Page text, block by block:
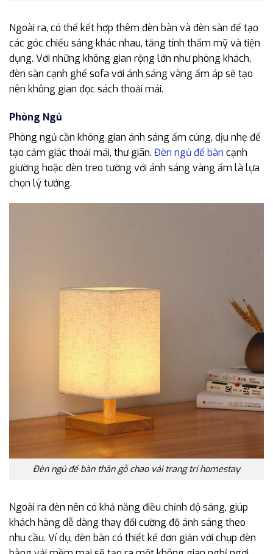
Ngoài ra, có thể kết hợp thêm đèn bàn và đèn sàn để tạo
các góc chiếu sáng khác nhau, tăng tính thẩm mỹ và tiện
dụng. Với những không gian rộng lớn như phòng khách,
đèn sàn cạnh ghế sofa với ánh sáng vàng ấm áp sẽ tạo
nên không gian đọc sách thoải mái.
Phòng Ngủ
Phòng ngủ cần không gian ánh sáng ấm cúng, dịu nhẹ để
tạo cảm giác thoải mái, thư giãn. Đèn ngủ để bàn cạnh
giường hoặc đèn treo tường với ánh sáng vàng ấm là lựa
chọn lý tưởng.
Đèn ngủ để bàn thân gỗ chao vải trang trí homestay
Ngoài ra đèn nên có khả năng điều chỉnh độ sáng, giúp
khách hàng dễ dàng thay đổi cường độ ánh sáng theo
nhu cầu. Ví dụ, đèn bàn có thiết kế đơn giản với chụp đèn